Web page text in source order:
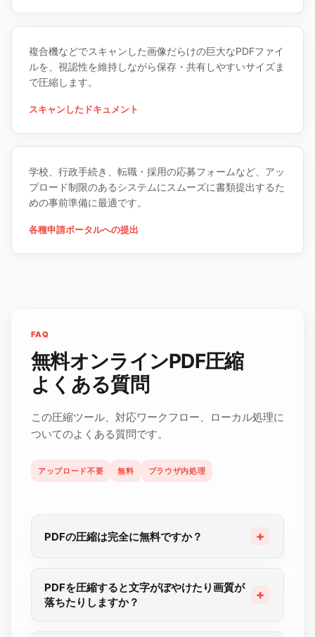
複合機などでスキャンした画像だらけの巨大なPDFファイ
ルを、視認性を維持しながら保存・共有しやすいサイズま
で圧縮します。
スキャンしたドキュメント
学校、行政手続き、転職・採用の応募フォームなど、アッ
プロード制限のあるシステムにスムーズに書類提出するた
めの事前準備に最適です。
各種申請ポータルへの提出
FAQ
無料オンラインPDF圧縮
よくある質問
この圧縮ツール、対応ワークフロー、ローカル処理に
ついてのよくある質問です。
アップロード不要 無料 ブラウザ内処理
PDFの圧縮は完全に無料ですか？
PDFを圧縮すると文字がぼやけたり画質が
落ちたりしますか？